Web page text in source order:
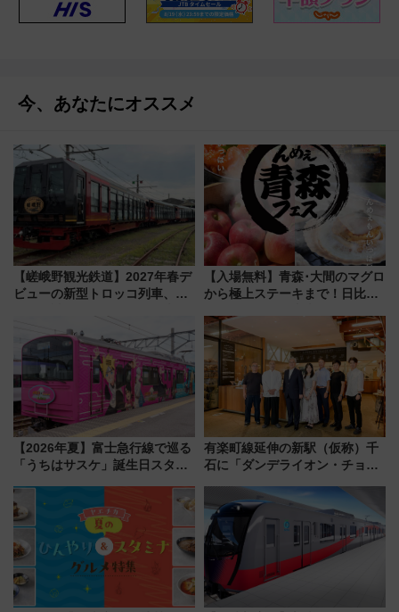
今、あなたにオススメ
【嵯峨野観光鉄道】2027年春デ
ビューの新型トロッコ列車、い
は2026年で引退
【入場無料】青森･大間のマグロ
から極上ステーキまで！日比谷
人気フードフェス「肉祭」が同
時開催に！
【2026年夏】富士急行線で巡る
「うちはサスケ」誕生日スタン
定グルメ＆グッズ徹底ガイド
有楽町線延伸の新駅（仮称）千
石に「ダンデライオン・チョコ
1億円出資で挑む新時代のまちづ
くりとは？